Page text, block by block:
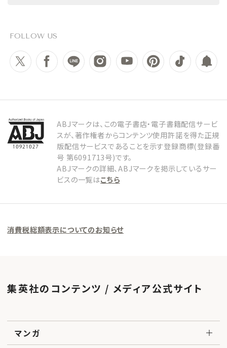
FOLLOW US
ABJマークは、この電子書店・電子書籍配信サービ
スが、著作権者からコンテンツ使用許諾を得た正規
版配信サービスであることを示す登録商標(登録番
号 第6091713号)です。
ABJマークの詳細、ABJマークを掲示しているサー
ビスの一覧はこちら
消費税総額表示についてのお知らせ
集英社のコンテンツ / メディア公式サイト
マンガ